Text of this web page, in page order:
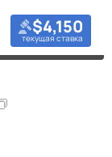
$4,150
текущая ставка